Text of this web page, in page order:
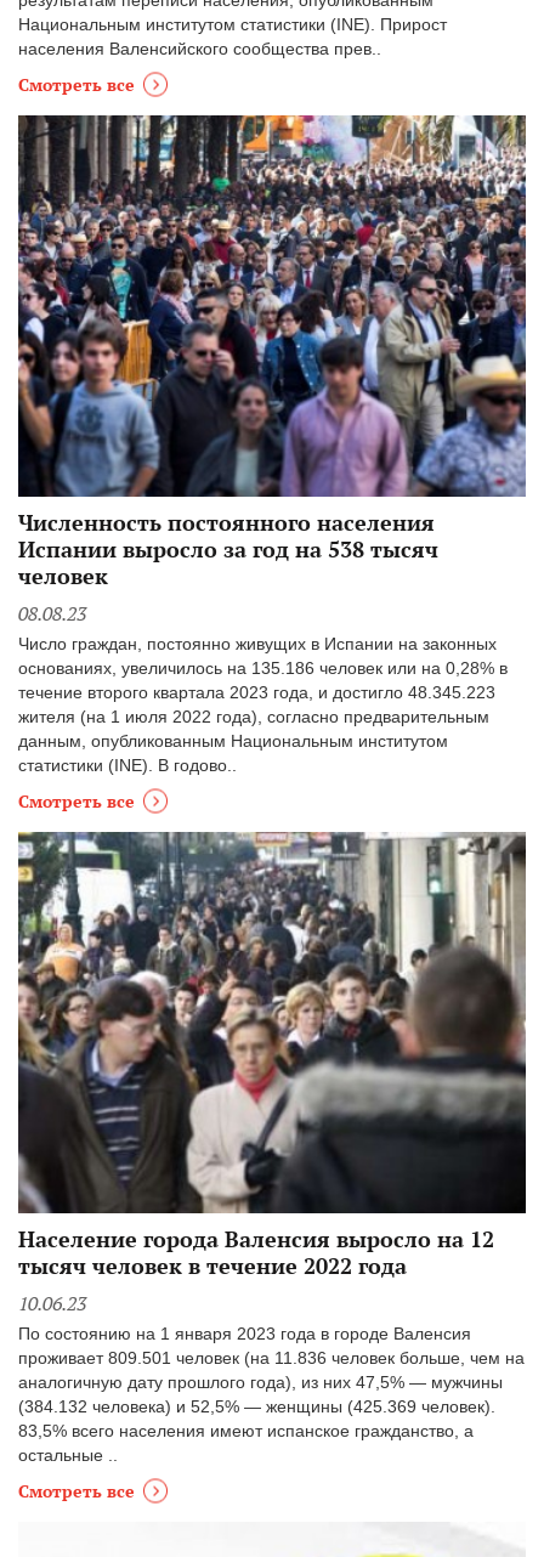
Национальным институтом статистики (INE). Прирост
населения Валенсийского сообщества прев..
Смотреть все
Численность постоянного населения
Испании выросло за год на 538 тысяч
человек
08.08.23
Число граждан, постоянно живущих в Испании на законных
основаниях, увеличилось на 135.186 человек или на 0,28% в
течение второго квартала 2023 года, и достигло 48.345.223
жителя (на 1 июля 2022 года), согласно предварительным
данным, опубликованным Национальным институтом
статистики (INE). В годово..
Смотреть все
Население города Валенсия выросло на 12
тысяч человек в течение 2022 года
10.06.23
По состоянию на 1 января 2023 года в городе Валенсия
проживает 809.501 человек (на 11.836 человек больше, чем на
аналогичную дату прошлого года), из них 47,5% — мужчины
(384.132 человека) и 52,5% — женщины (425.369 человек).
83,5% всего населения имеют испанское гражданство, а
остальные ..
Смотреть все